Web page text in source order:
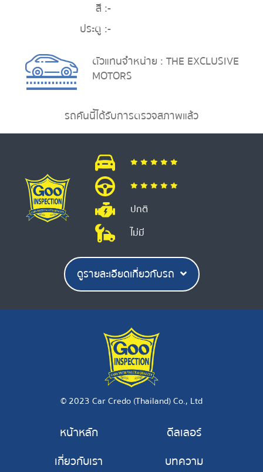
สี :-
ประตู :-
ตัวแทนจำหน่าย : THE EXCLUSIVE
MOTORS
รถคันนี้ได้รับการตรวจสภาพแล้ว
ปกติ
ไม่มี
ดูรายละเอียดเกี่ยวกับรถ
© 2023 Car Credo (Thailand) Co., Ltd
หน้าหลัก
เกี่ยวกับเรา
ดีลเลอร์
บทความ